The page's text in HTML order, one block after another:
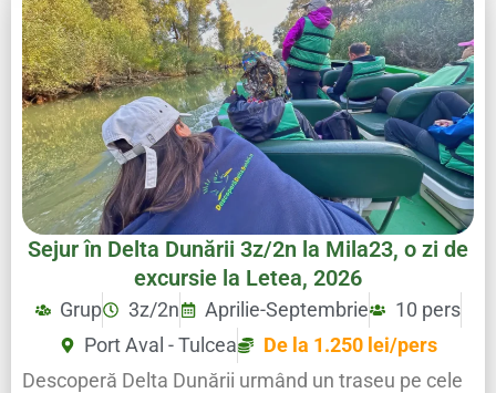
Sejur în Delta Dunării 3z/2n la Mila23, o zi de
excursie la Letea, 2026
Grup 3z/2n Aprilie-Septembrie
10 pers
Port Aval - Tulcea
De la 1.250 lei/pers
Descoperă Delta Dunării urmând un traseu pe cele